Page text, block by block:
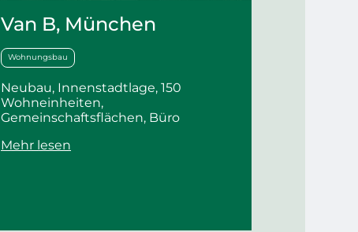
Van B, München
Wohnungsbau
Neubau, Innenstadtlage, 150
Wohneinheiten,
Gemeinschaftsflächen, Büro
Mehr lesen